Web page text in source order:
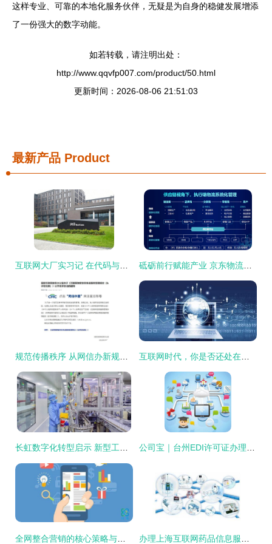
这样专业、可靠的本地化服务伙伴，无疑是为自身的稳健发展增添
了一份强大的数字动能。
如若转载，请注明出处：
http://www.qqvfp007.com/product/50.html
更新时间：2026-08-06 21:51:03
最新产品 Product